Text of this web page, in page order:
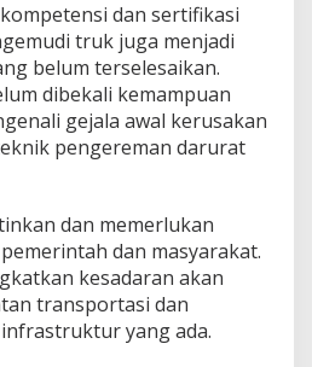
dan sertifikasi
truk juga menjadi
belum terselesaikan.
dibekali kemampuan
gejala awal kerusakan
pengereman darurat
dan memerlukan
dan masyarakat.
kesadaran akan
transportasi dan
yang ada.